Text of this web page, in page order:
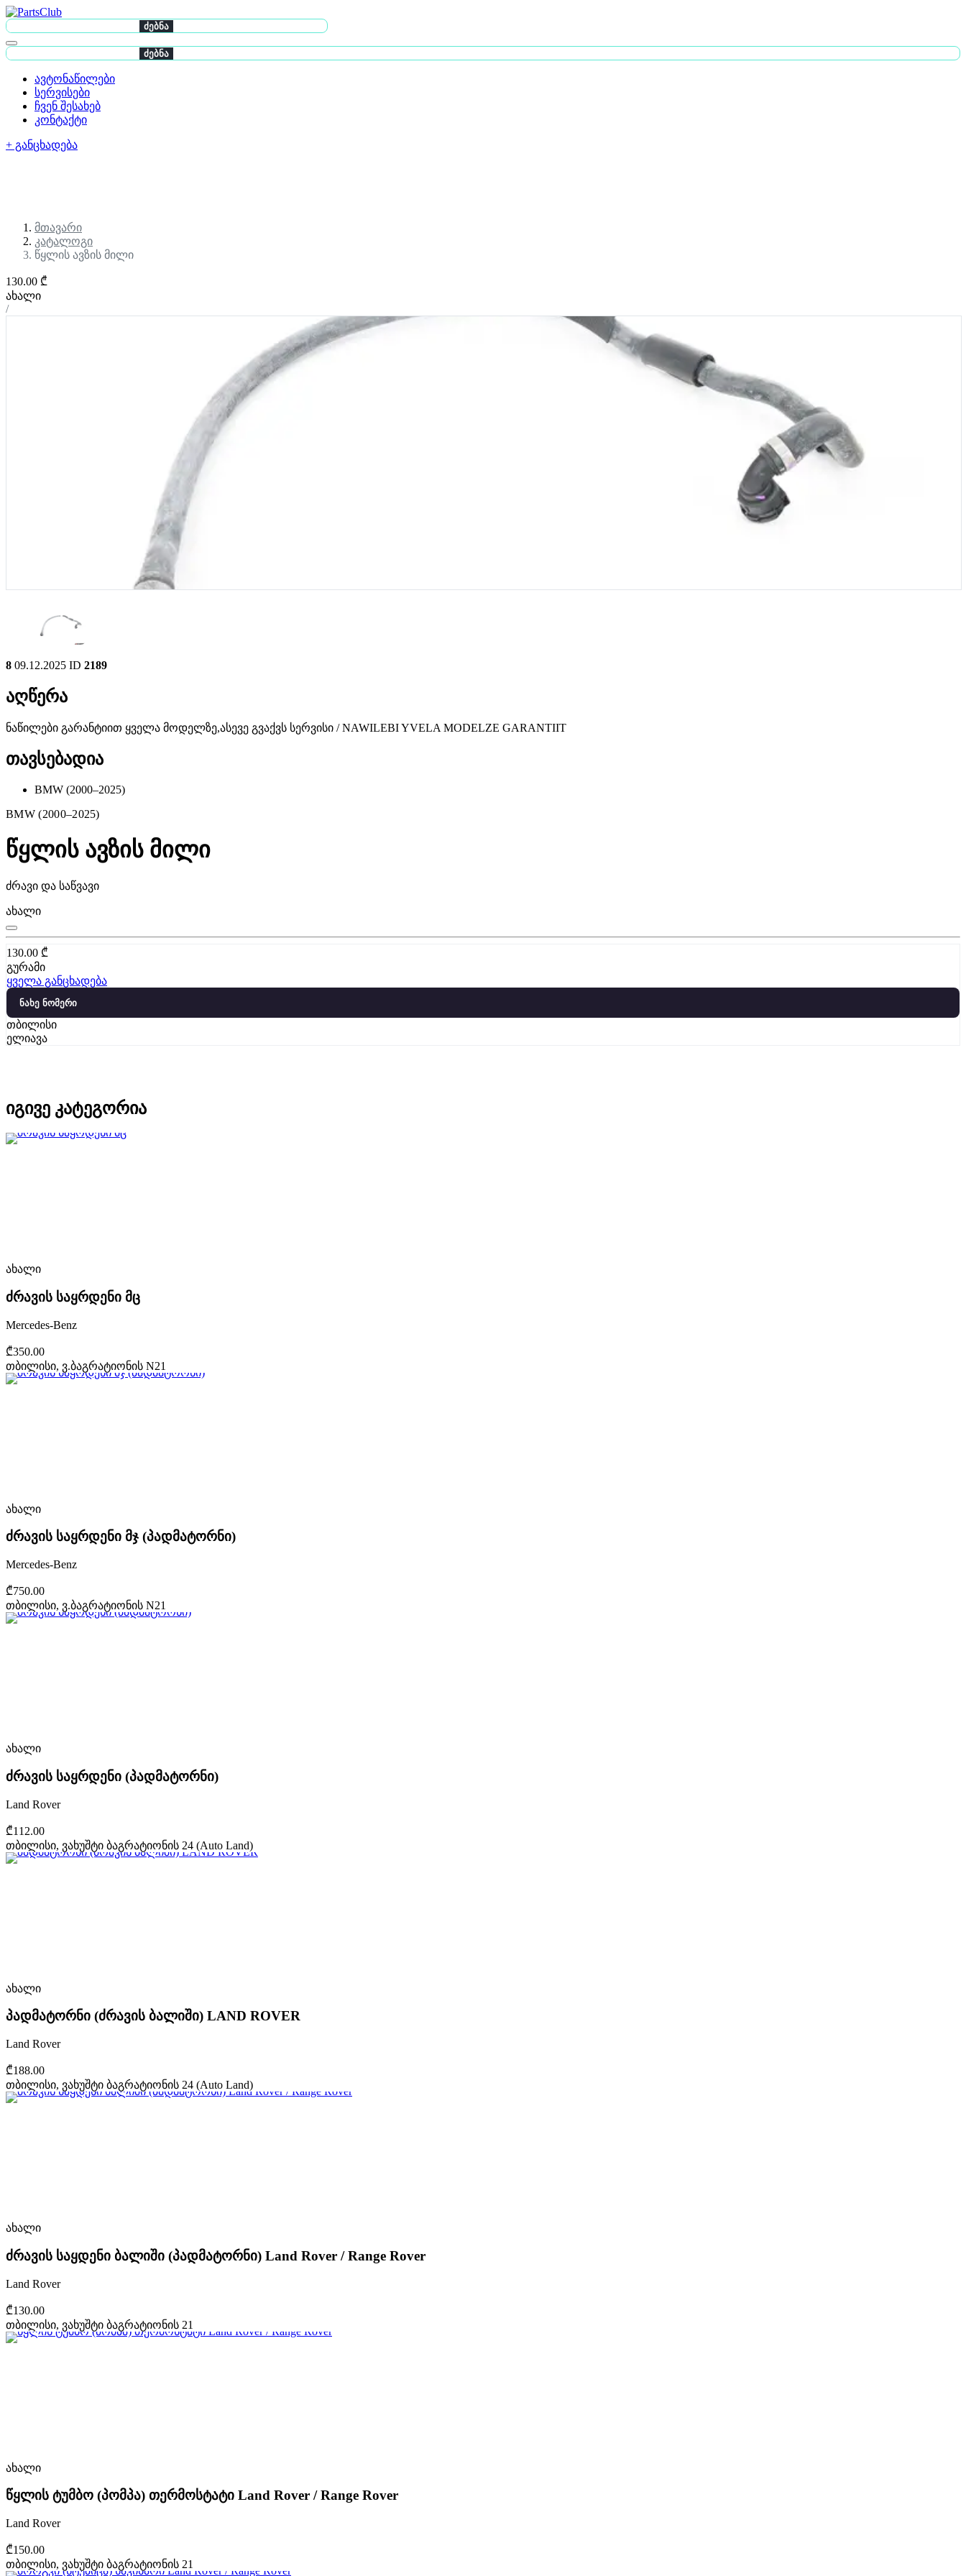
ძებნა
ძებნა
ავტონაწილები
სერვისები
ჩვენ შესახებ
კონტაქტი
+ განცხადება
მთავარი
კატალოგი
წყლის ავზის მილი
130.00 ₾
ახალი
/
8 09.12.2025 ID 2189
აღწერა
ნაწილები გარანტიით ყველა მოდელზე,ასევე გვაქვს სერვისი / NAWILEBI YVELA MODELZE GARANTIIT
თავსებადია
BMW (2000–2025)
BMW (2000–2025)
წყლის ავზის მილი
ძრავი და საწვავი
ახალი
130.00 ₾
გურამი
ყველა განცხადება
ნახე ნომერი
თბილისი
ელიავა
იგივე კატეგორია
ახალი
ძრავის საყრდენი მც
Mercedes-Benz
₾350.00
თბილისი, ვ.ბაგრატიონის N21
ახალი
ძრავის საყრდენი მჯ (პადმატორნი)
Mercedes-Benz
₾750.00
თბილისი, ვ.ბაგრატიონის N21
ახალი
ძრავის საყრდენი (პადმატორნი)
Land Rover
₾112.00
თბილისი, ვახუშტი ბაგრატიონის 24 (Auto Land)
ახალი
პადმატორნი (ძრავის ბალიში) LAND ROVER
Land Rover
₾188.00
თბილისი, ვახუშტი ბაგრატიონის 24 (Auto Land)
ახალი
ძრავის საყდენი ბალიში (პადმატორნი) Land Rover / Range Rover
Land Rover
₾130.00
თბილისი, ვახუშტი ბაგრატიონის 21
ახალი
წყლის ტუმბო (პომპა) თერმოსტატი Land Rover / Range Rover
Land Rover
₾150.00
თბილისი, ვახუშტი ბაგრატიონის 21